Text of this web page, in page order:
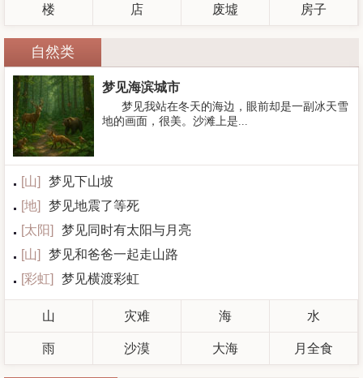
楼 店 废墟 房子
自然类
梦见海滨城市
梦见我站在冬天的海边，眼前却是一副冰天雪
地的画面，很美。沙滩上是...
[山]
梦见下山坡
[地]
梦见地震了等死
[太阳]
梦见同时有太阳与月亮
[山]
梦见和爸爸一起走山路
[彩虹] 梦见横渡彩虹
山 灾难 海 水
雨 沙漠 大海 月全食